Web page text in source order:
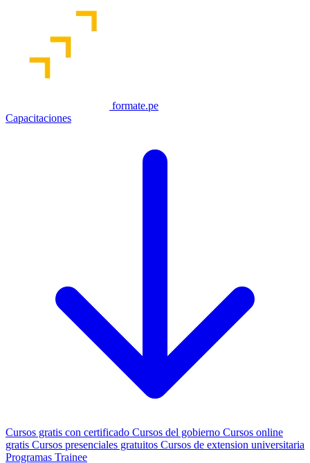
formate.pe
Capacitaciones
Cursos gratis con certificado Cursos del gobierno Cursos online
gratis Cursos presenciales gratuitos Cursos de extension universitaria
Programas Trainee